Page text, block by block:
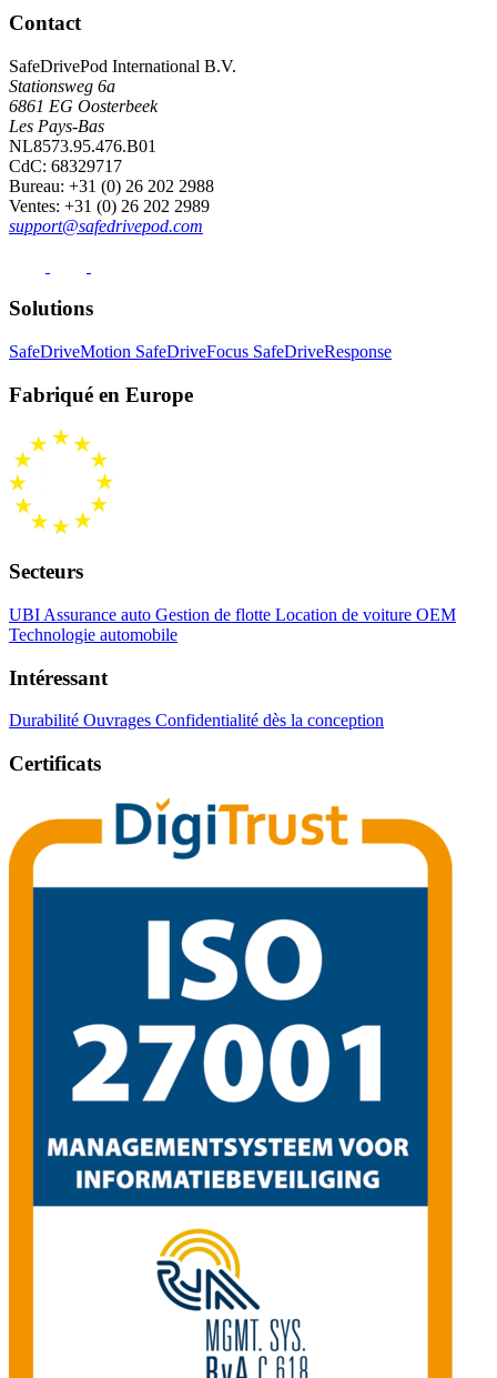
Contact
SafeDrivePod International B.V.
Stationsweg 6a
6861 EG Oosterbeek
Les Pays-Bas
NL8573.95.476.B01
CdC: 68329717
Bureau: +31 (0) 26 202 2988
Ventes: +31 (0) 26 202 2989
support@safedrivepod.com
Solutions
SafeDriveMotion SafeDriveFocus SafeDriveResponse
Fabriqué en Europe
Secteurs
UBI Assurance auto Gestion de flotte Location de voiture OEM
Technologie automobile
Intéressant
Durabilité Ouvrages Confidentialité dès la conception
Certificats